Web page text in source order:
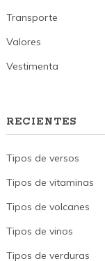
Transporte
Valores
Vestimenta
RECIENTES
Tipos de versos
Tipos de vitaminas
Tipos de volcanes
Tipos de vinos
Tipos de verduras